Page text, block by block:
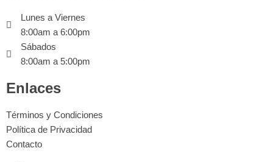
Lunes a Viernes
8:00am a 6:00pm
Sábados
8:00am a 5:00pm
Enlaces
Términos y Condiciones
Política de Privacidad
Contacto